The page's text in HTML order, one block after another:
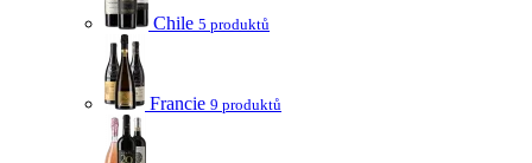
Chile 5 produktů
Francie 9 produktů